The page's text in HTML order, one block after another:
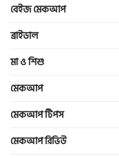
বেইজ মেকআপ
ব্রাইডাল
মা ও শিশু
মেকআপ
মেকআপ টিপস
মেকআপ রিভিউ